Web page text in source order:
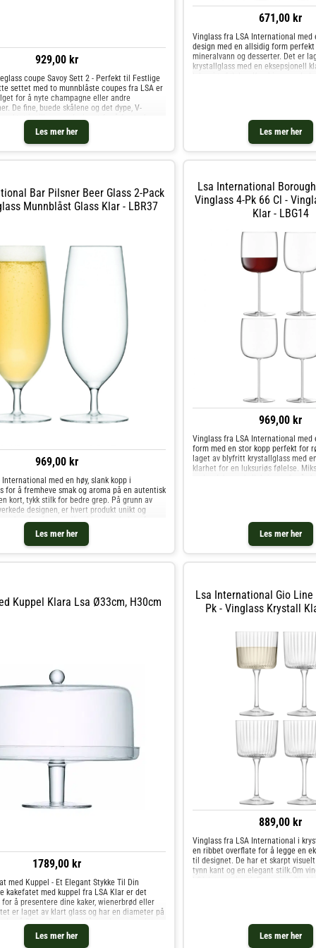
929,00 kr
Les mer her
coupe Savoy Sett 2 - Perfekt til Festlige
settet med to munnblåste coupes fra LSA er
for å nyte champagne eller andre
De fine, buede skålene og det dype, V-
i stilkene er designet for å forsterke
en festlig atmosfære.Hvert glass har en
ml og måler 19x11,2x11,2 cm, noe som gir
nyte din favorittdrikk. De er laget av klart
coupe Savoy Sett 2 legge til et
og stil til din opplevelse.
671,00 kr
Les mer her
Vinglass fra LSA International med
design med en allsidig form
mineralvann og desserter. Det er
krystallglass med en eksepsjonell
i en 4-pakning.
vinglasset- Tåler oppvaskmaskin.
andre Glass hos Royal Design.
Bar Pilsner Beer Glass 2-Pack
Munnblåst Glass Klar - LBR37
969,00 kr
Les mer her
med en høy, slank kopp i
for å fremheve smak og aroma på en autentisk
kort, tykk stilk for bedre grep. På grunn av
designen, er hvert produkt unikt og
kan forekomme. Kombiner med glass fra
å få den ultimate drikkeopplevelsen. Om
International: - Høy, avrundet kopp. - Kort, tykk
glass. - Selges i et 2-pakning. Råd
Lsa International
Vinglass 4-Pk 66 Cl -
Klar - LBG14
969,00 kr
Les mer her
Vinglass fra LSA International med
form med en stor kopp perfekt for
laget av blyfritt krystallglass med
klarhet for en luksuriøs følelse.
for vinglasset- Tåler
og andre Glass hos Royal Design.
Kuppel Klara Lsa Ø33cm, H30cm
1789,00 kr
Les mer her
med Kuppel - Et Elegant Stykke Til Din
kakefatet med kuppel fra LSA Klar er det
å presentere dine kaker, wienerbrød eller
er laget av klart glass og har en diameter på
på 30 cm.Det munnblåste glasset og det
gir fatet en luksuriøs og sofistikert
er bred og gir god plass til å vise frem
Lsa International Gio Line
Pk - Vinglass Krystall
889,00 kr
Les mer her
Vinglass fra LSA International i
en ribbet overflate for å legge en
til designet. De har et skarpt
tynn kant og en elegant stilk.Om